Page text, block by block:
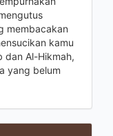
membacakan
kamu
dan Al-Hikmah,
yang belum